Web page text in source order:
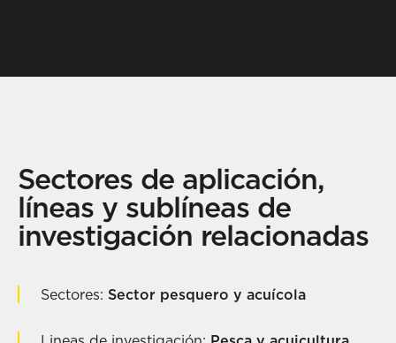
Sectores de aplicación,
líneas y sublíneas de
investigación relacionadas
Sectores: Sector pesquero y acuícola